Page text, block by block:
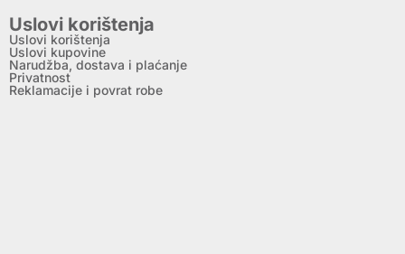
Uslovi korištenja
Uslovi korištenja
Uslovi kupovine
Narudžba, dostava i plaćanje
Privatnost
Reklamacije i povrat robe